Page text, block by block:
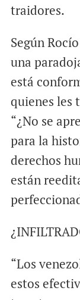
traidores.
Según
una
está
quienes les
“¿No se
para la
derechos
están
“Los
estos